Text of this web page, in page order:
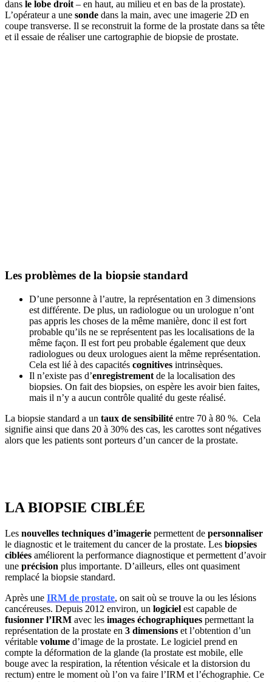
dans le lobe droit – en haut, au milieu et en bas de la prostate).
L’opérateur a une sonde dans la main, avec une imagerie 2D en
coupe transverse. Il se reconstruit la forme de la prostate dans sa tête
et il essaie de réaliser une cartographie de biopsie de prostate.
Les problèmes de la biopsie standard
D’une personne à l’autre, la représentation en 3 dimensions
est différente. De plus, un radiologue ou un urologue n’ont
pas appris les choses de la même manière, donc il est fort
probable qu’ils ne se représentent pas les localisations de la
même façon. Il est fort peu probable également que deux
radiologues ou deux urologues aient la même représentation.
Cela est lié à des capacités cognitives intrinsèques.
Il n’existe pas d’enregistrement de la localisation des
biopsies. On fait des biopsies, on espère les avoir bien faites,
mais il n’y a aucun contrôle qualité du geste réalisé.
La biopsie standard a un taux de sensibilité entre 70 à 80 %. Cela
signifie ainsi que dans 20 à 30% des cas, les carottes sont négatives
alors que les patients sont porteurs d’un cancer de la prostate.
LA BIOPSIE CIBLÉE
Les nouvelles techniques d’imagerie permettent de personnaliser
le diagnostic et le traitement du cancer de la prostate. Les biopsies
ciblées améliorent la performance diagnostique et permettent d’avoir
une précision plus importante. D’ailleurs, elles ont quasiment
remplacé la biopsie standard.
Après une IRM de prostate, on sait où se trouve la ou les lésions
cancéreuses. Depuis 2012 environ, un logiciel est capable de
fusionner l’IRM avec les images échographiques permettant la
représentation de la prostate en 3 dimensions et l’obtention d’un
véritable volume d’image de la prostate. Le logiciel prend en
compte la déformation de la glande (la prostate est mobile, elle
bouge avec la respiration, la rétention vésicale et la distorsion du
rectum) entre le moment où l’on va faire l’IRM et l’échographie. Ce